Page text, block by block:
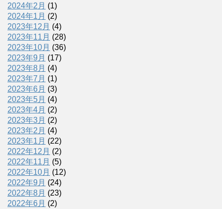
2024年2月 (1)
2024年1月 (2)
2023年12月 (4)
2023年11月 (28)
2023年10月 (36)
2023年9月 (17)
2023年8月 (4)
2023年7月 (1)
2023年6月 (3)
2023年5月 (4)
2023年4月 (2)
2023年3月 (2)
2023年2月 (4)
2023年1月 (22)
2022年12月 (2)
2022年11月 (5)
2022年10月 (12)
2022年9月 (24)
2022年8月 (23)
2022年6月 (2)